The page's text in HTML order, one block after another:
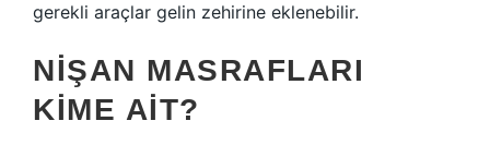
gerekli araçlar gelin zehirine eklenebilir.
NIŞAN MASRAFLARI
KIME AIT?